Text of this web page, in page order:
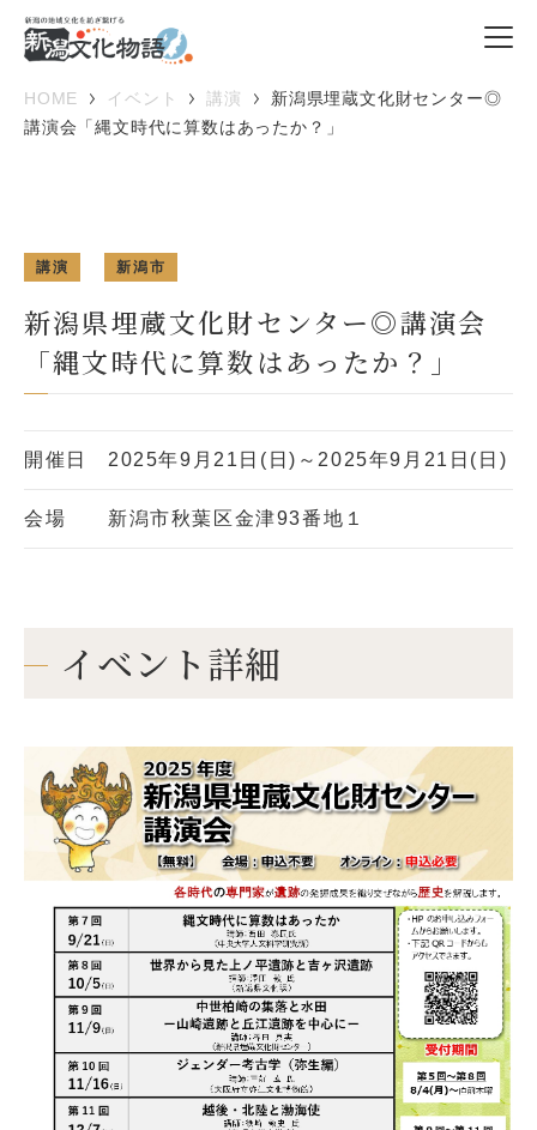
HOME イベント 講演
新潟県埋蔵文化財センター◎
講演会「縄文時代に算数はあったか？」
講演 新潟市
新潟県埋蔵文化財センター◎講演会
「縄文時代に算数はあったか？」
開催日 2025年9月21日(日)～2025年9月21日(日)
会場 新潟市秋葉区金津93番地１
イベント詳細